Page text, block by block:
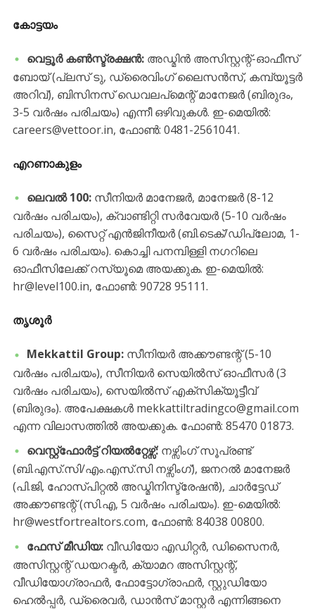
കോട്ടയം
വെട്ടൂർ കൺസ്ട്രക്ഷൻ:അഡ്മിൻ അസിസ്റ്റന്റ്-ഓഫീസ്
ബോയ് (പ്ലസ് ടു, ഡ്രൈവിംഗ് ലൈസൻസ്, കമ്പ്യൂട്ടർ
അറിവ്), ബിസിനസ് ഡെവലപ്മെന്റ് മാനേജർ (ബിരുദം,
3-5 വർഷം പരിചയം) എന്നീ ഒഴിവുകൾ. ഇ-മെയിൽ:
careers@vettoor.in, ഫോൺ: 0481-2561041.
എറണാകുളം
ലെവൽ 100:സീനിയർ മാനേജർ, മാനേജർ (8-12
വർഷം പരിചയം), ക്വാണ്ടിറ്റി സർവേയർ (5-10 വർഷം
പരിചയം), സൈറ്റ് എൻജിനീയർ (ബി.ടെക്/ഡിപ്ലോമ, 1-
6 വർഷം പരിചയം). കൊച്ചി പനമ്പിള്ളി നഗറിലെ
ഓഫീസിലേക്ക് റസ്യൂമെ അയക്കുക. ഇ-മെയിൽ:
hr@level100.in, ഫോൺ: 90728 95111.
തൃശൂർ
Mekkattil Group:സീനിയർ അക്കൗണ്ടന്റ് (5-10
വർഷം പരിചയം), സീനിയർ സെയിൽസ് ഓഫീസർ (3
വർഷം പരിചയം), സെയിൽസ് എക്സിക്യൂട്ടീവ്
(ബിരുദം). അപേക്ഷകൾ mekkattiltradingco@gmail.com
എന്ന വിലാസത്തിൽ അയക്കുക. ഫോൺ: 85470 01873.
വെസ്റ്റ്ഫോർട്ട് റിയൽറ്റേഴ്സ്:നഴ്സിംഗ് സൂപ്രണ്ട്
(ബി.എസ്.സി/എം.എസ്.സി നഴ്സിംഗ്), ജനറൽ മാനേജർ
(പി.ജി, ഹോസ്പിറ്റൽ അഡ്മിനിസ്ട്രേഷൻ), ചാർട്ടേഡ്
അക്കൗണ്ടന്റ് (സി.എ, 5 വർഷം പരിചയം). ഇ-മെയിൽ:
hr@westfortrealtors.com, ഫോൺ: 84038 00800.
ഫേസ് മീഡിയ:വീഡിയോ എഡിറ്റർ, ഡിസൈനർ,
അസിസ്റ്റന്റ് ഡയറക്ടർ, ക്യാമറ അസിസ്റ്റന്റ്,
വീഡിയോഗ്രാഫർ, ഫോട്ടോഗ്രാഫർ, സ്റ്റുഡിയോ
ഹെൽപ്പർ, ഡ്രൈവർ, ഡാൻസ് മാസ്റ്റർ എന്നിങ്ങനെ